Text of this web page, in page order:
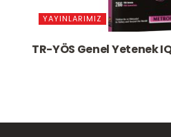
YAYINLARIMIZ
TR-YÖS Genel Yetenek